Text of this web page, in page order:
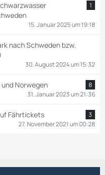
1
15. Januar 2025 um 19:18
nach Schweden bzw.
30. August 2024 um 15:32
Norwegen
8
31. Januar 2023 um 21:36
Fährtickets
3
27. November 2021 um 00:28